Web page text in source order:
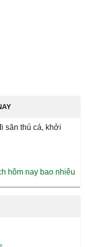
săn thú cá, khởi
hôm nay bao nhiêu